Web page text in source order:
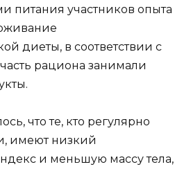
питания участников опыта
диеты, в соответствии с
рациона занимали
что те, кто регулярно
имеют низкий
и меньшую массу тела,